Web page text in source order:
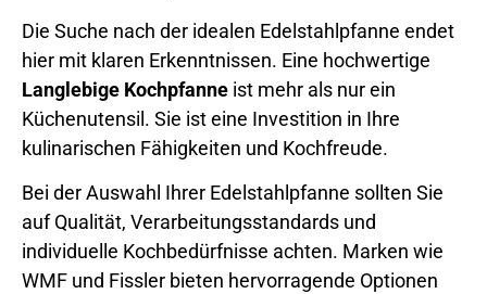
Die Suche nach der idealen Edelstahlpfanne endet
hier mit klaren Erkenntnissen. Eine hochwertige
Langlebige Kochpfanne ist mehr als nur ein
Küchenutensil. Sie ist eine Investition in Ihre
kulinarischen Fähigkeiten und Kochfreude.
Bei der Auswahl Ihrer Edelstahlpfanne sollten Sie
auf Qualität, Verarbeitungsstandards und
individuelle Kochbedürfnisse achten. Marken wie
WMF und Fissler bieten hervorragende Optionen